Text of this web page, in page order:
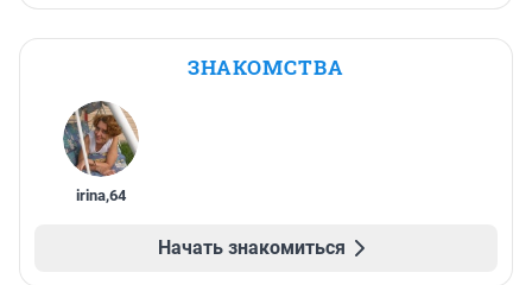
ЗНАКОМСТВА
irina,64
Начать знакомиться